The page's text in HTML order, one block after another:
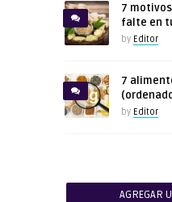
7
falte en
by Editor
7
by Editor
AGREGAR